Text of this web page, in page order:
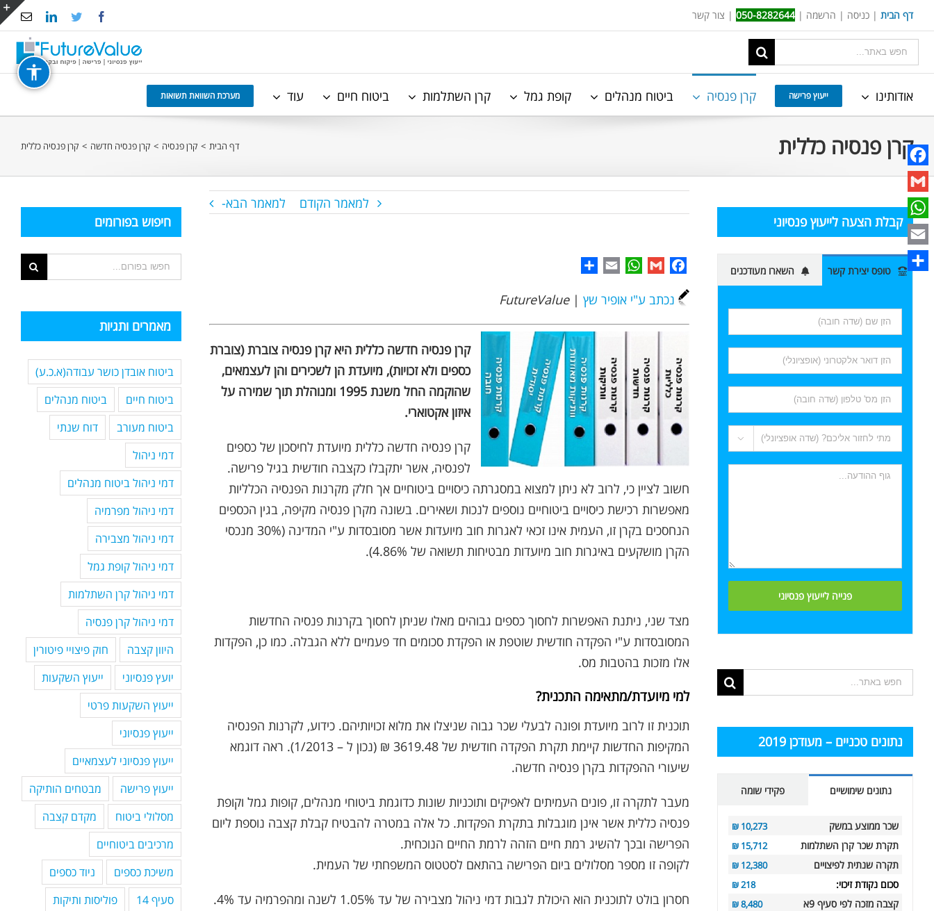
Skip
to
content
דף הבית | כניסה | הרשמה |
050-8282644
| צור קשר Facebook
Twitter
LinkedIn
תוצאות
החיפוש
עבור:
אודותינו ייעוץ פרישה קרן פנסיה ביטוח מנהלים קופת גמל קרן השתלמות ביטוח חיים עוד מערכת השוואת תשואות
קרן פנסיה כללית דף הבית > קרן פנסיה > קרן פנסיה חדשה > קרן פנסיה כללית
למאמר הקודם למאמר הבא-
Facebook
Gmail
WhatsApp
Email
נכתב ע"י אופיר שץ |
FutureValue
קרן פנסיה חדשה כללית היא קרן פנסיה צוברת (צוברת
כספים ולא זכויות), מיועדת הן לשכירים והן לעצמאים,
שהוקמה החל משנת 1995 ומנוהלת תוך שמירה על
איזון אקטוארי.
קרן פנסיה חדשה כללית מיועדת לחיסכון של כספים
לפנסיה, אשר יתקבלו כקצבה חודשית בגיל פרישה.
חשוב לציין כי, לרוב לא ניתן למצוא במסגרתה כיסויים ביטוחיים אך חלק מקרנות הפנסיה הכלליות
מאפשרות רכישת כיסויים ביטוחיים נוספים לנכות ושאירים. בשונה מקרן פנסיה מקיפה, בגין הכספים
הנחסכים בקרן זו, העמית אינו זכאי לאגרות חוב מיועדות אשר מסובסדות ע"י המדינה (30% מנכסי
הקרן מושקעים באיגרות חוב מיועדות מבטיחות תשואה של 4.86%).
מצד שני, ניתנת האפשרות לחסוך כספים גבוהים מאלו שניתן לחסוך בקרנות פנסיה החדשות
המסובסדות ע"י הפקדה חודשית שוטפת או הפקדת סכומים חד פעמיים ללא הגבלה. כמו כן, הפקדות
אלו מזכות בהטבות מס.
למי מיועדת/מתאימה התכנית?
תוכנית זו לרוב מיועדת ופונה לבעלי שכר גבוה שניצלו את מלוא זכויותיהם. כידוע, לקרנות הפנסיה
המקיפות החדשות קיימת תקרת הפקדה חודשית של 3619.48 ₪ (נכון ל – 1/2013). ראה דוגמא
שיעורי ההפקדות בקרן פנסיה חדשה.
מעבר לתקרה זו, פונים העמיתים לאפיקים ותוכניות שונות כדוגמת ביטוחי מנהלים, קופות גמל וקופת
פנסיה כללית אשר אינן מוגבלות בתקרת הפקדות. כל אלה במטרה להבטיח קבלת קצבה נוספת ליום
הפרישה ובכך להשיג רמת חיים הזהה לרמת החיים הנוכחית.
לקופה זו מספר מסלולים ביום הפרישה בהתאם לסטטוס המשפחתי של העמית.
חסרון בולט לתוכנית הוא היכולת לגבות דמי ניהול מצבירה של עד 1.05% לשנה ומהפרמיה עד 4%.
חיפוש בפורומים
מאמרים ותגיות
ביטוח אובדן כושר עבודה(א.כ.ע)
ביטוח חיים
ביטוח מנהלים
ביטוח מעורב
דוח שנתי
דמי ניהול
דמי ניהול ביטוח מנהלים
דמי ניהול מפרמיה
דמי ניהול מצבירה
דמי ניהול קופת גמל
דמי ניהול קרן השתלמות
דמי ניהול קרן פנסיה
היוון קצבה
חוק פיצויי פיטורין
יועץ פנסיוני
ייעוץ השקעות
ייעוץ השקעות פרטי
ייעוץ פנסיוני
ייעוץ פנסיוני לעצמאיים
ייעוץ פרישה
מבטחים הותיקה
מסלולי ביטוח
מקדם קצבה
מרכיבים ביטוחיים
משיכת כספים
ניוד כספים
סעיף 14
פוליסות ותיקות
קבלת הצעה לייעוץ פנסיוני
טופס יצירת קשר השארו מעודכנים

תוצאות
החיפוש
נתונים טכניים – מעודכן 2019
נתונים שימושיים פקידי שומה
שכר ממוצע במשק 10,273 ₪
תקרת שכר קרן השתלמות 15,712 ₪
תקרה שנתית לפיצויים 12,380 ₪
סכום נקודת זיכוי: 218 ₪
קצבה מזכה לפי סעיף 9א 8,480 ₪
Facebook
Gmail
WhatsApp
Email